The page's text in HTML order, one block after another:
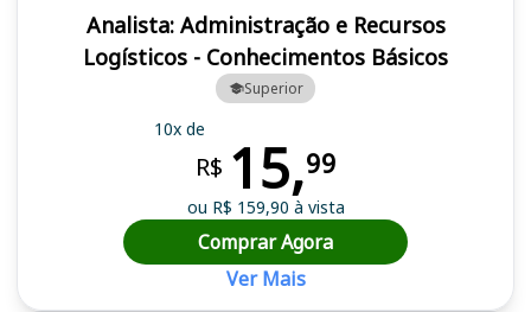
Analista: Administração e Recursos
Logísticos - Conhecimentos Básicos
Superior
10x de
R$ 15,99
ou R$ 159,90 à vista
Comprar Agora
Ver Mais